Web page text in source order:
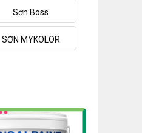
Sơn Boss
SƠN MYKOLOR